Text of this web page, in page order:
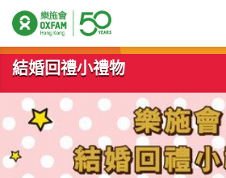
開始主要內容
結婚回禮小禮物